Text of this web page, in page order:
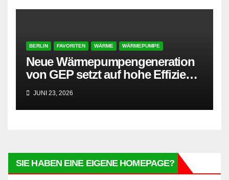
BERLIN FAVORITEN WÄRME WÄRMEPUMPE
Neue Wärmepumpengeneration
von GEP setzt auf hohe Effizienz
und besonders leisen Betrieb
JUNI 23, 2026
SIE HABEN EINE EIGENE HOMEPAGE?